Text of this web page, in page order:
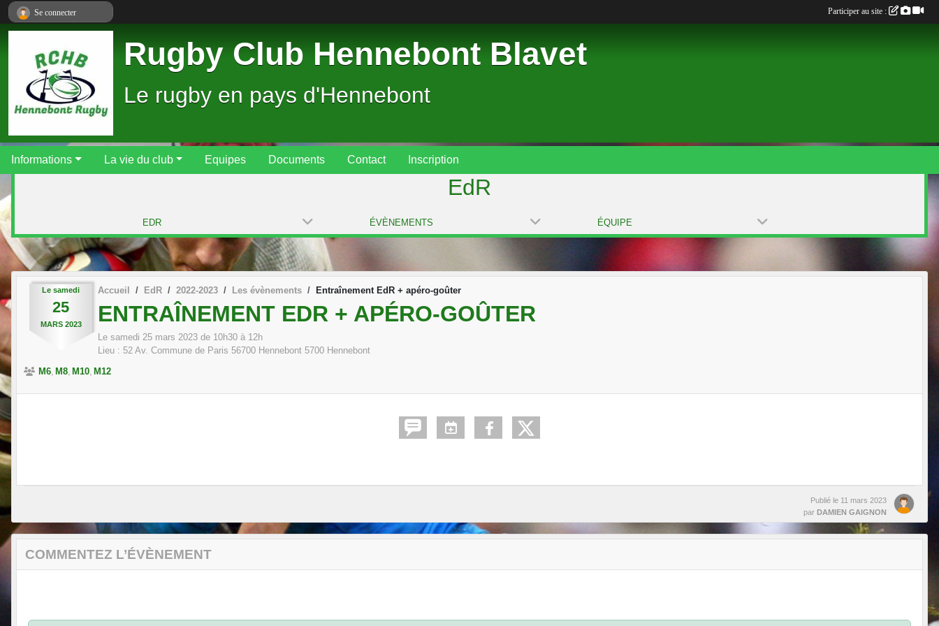
Rugby Club Hennebont Blavet
Le rugby en pays d'Hennebont
Informations La vie du club Equipes Documents Contact Inscription
EdR
EDR ÉVÈNEMENTS ÉQUIPE
Le samedi
25
MARS 2023
Accueil EdR 2022-2023 Les évènements Entraînement EdR + apéro-goûter
ENTRAÎNEMENT EDR + APÉRO-GOÛTER
Le samedi 25 mars 2023 de 10h30 à 12h
Lieu : 52 Av. Commune de Paris 56700 Hennebont 5700 Hennebont
M6 M8 M10 M12
Publié le 11 mars 2023
par DAMIEN GAIGNON
COMMENTEZ L’ÉVÈNEMENT
Se connecter Participer au site :
Panneau de gestion des cookies